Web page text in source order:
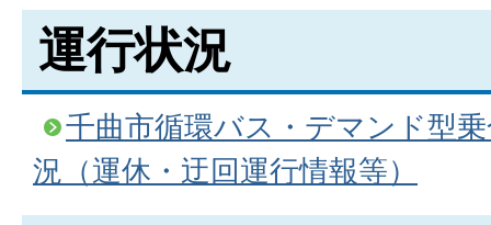
運行状況
千曲市循環バス・デマンド型
況（運休・迂回運行情報等）